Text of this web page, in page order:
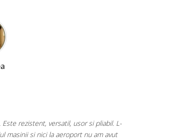
celor de la KidsRetail! ❤️
balansoarul electric si continuam catre